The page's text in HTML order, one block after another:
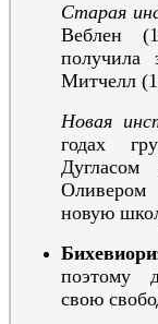
Старая
Веблен
получила
Митчелл
Новая
годах
новую
поэтому
свою